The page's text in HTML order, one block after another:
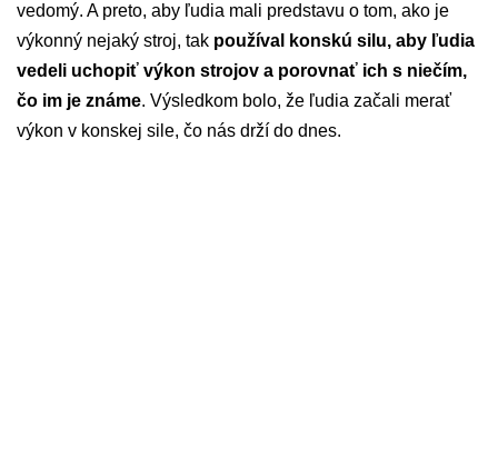
vedomý. A preto, aby ľudia mali predstavu o tom, ako je
výkonný nejaký stroj, tak používal konskú silu, aby ľudia
vedeli uchopiť výkon strojov a porovnať ich s niečím,
čo im je známe. Výsledkom bolo, že ľudia začali merať
výkon v konskej sile, čo nás drží do dnes.